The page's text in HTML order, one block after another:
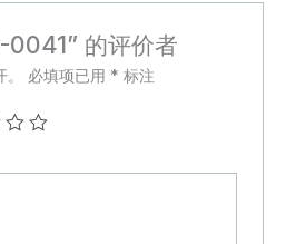
0041” 的评价者
必填项已用 * 标注